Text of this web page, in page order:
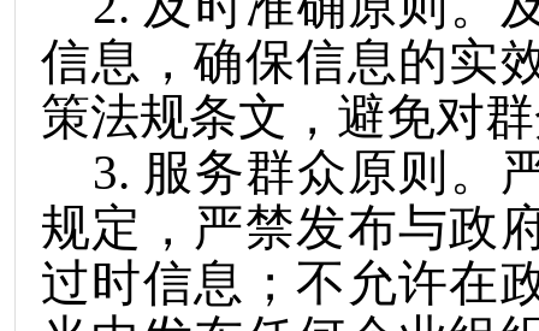
信息，确保信息的实
策法规条文，避免对
3. 服务群众原则。
规定，严禁发布与政
过时信息；不允许在